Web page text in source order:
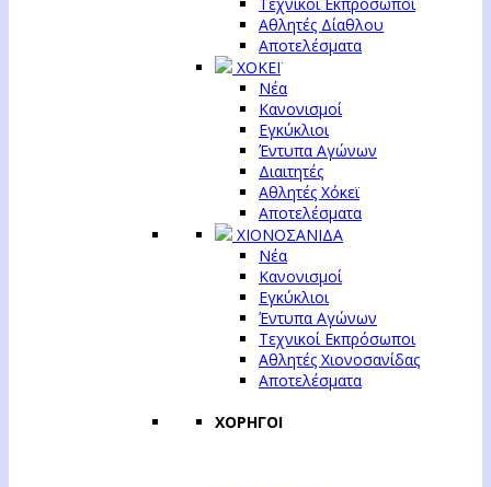
Τεχνικοί Εκπρόσωποι
Αθλητές Δίαθλου
Αποτελέσματα
ΧΟΚΕΪ
Νέα
Κανονισμοί
Εγκύκλιοι
Έντυπα Αγώνων
Διαιτητές
Αθλητές Χόκεϊ
Αποτελέσματα
ΧΙΟΝΟΣΑΝΙΔΑ
Νέα
Κανονισμοί
Εγκύκλιοι
Έντυπα Αγώνων
Τεχνικοί Εκπρόσωποι
Αθλητές Χιονοσανίδας
Αποτελέσματα
ΧΟΡΗΓΟΙ